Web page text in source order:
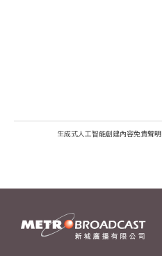
生成式人工智能創建內容免責聲明